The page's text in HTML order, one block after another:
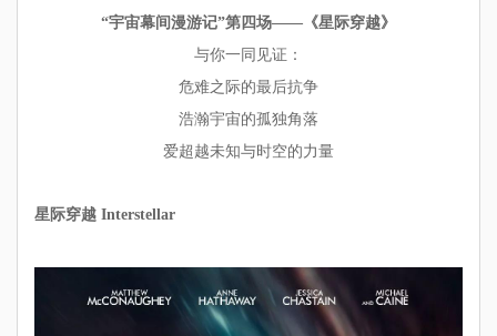
“宇宙幕间漫游记”第四场——《星际穿越》
与你一同见证：
危难之际的最后抗争
浩瀚宇宙的孤独角落
爱超越未知与时空的力量
星际穿越 Interstellar